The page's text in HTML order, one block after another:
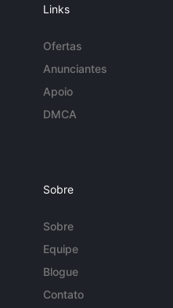
Links
Ofertas
Anunciantes
Apoio
DMCA
Sobre
Sobre
Equipe
Blogue
Contato